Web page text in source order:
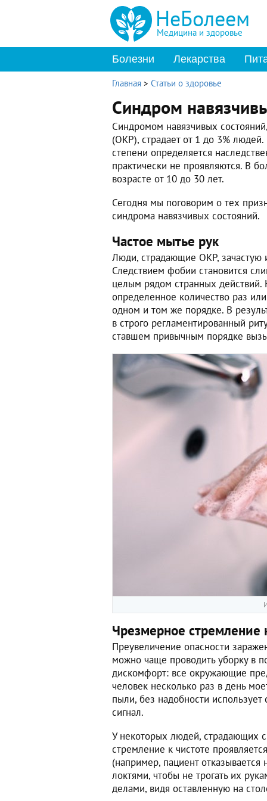
НеБолеем
Медицина и здоровье
Болезни Лекарства
Главная > Статьи о здоровье
Синдром
Синдромом навязчивых
(ОКР), страдает от 1 до 3%
степени определяется
практически не проявляются. В
возрасте от 10 до 30 лет.
Сегодня мы поговорим о тех
синдрома навязчивых состояний.
Частое мытье рук
Люди, страдающие ОКР, зачастую
Следствием фобии становится
целым рядом странных действий.
определенное количество раз
одном и том же порядке. В
в строго регламентированный
ставшем привычным порядке
Чрезмерное стремление
Преувеличение опасности
можно чаще проводить уборку в
дискомфорт: все окружающие
человек несколько раз в день
пыли, без надобности
сигнал.
У некоторых людей, страдающих
стремление к чистоте
(например, пациент
локтями, чтобы не трогать их
делами, видя оставленную на